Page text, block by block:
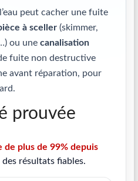
peut cacher une fuite
à sceller(skimmer,
ou une canalisation
fuite non destructive
avant réparation, pour
prouvée
de plus de 99% depuis
résultats fiables.